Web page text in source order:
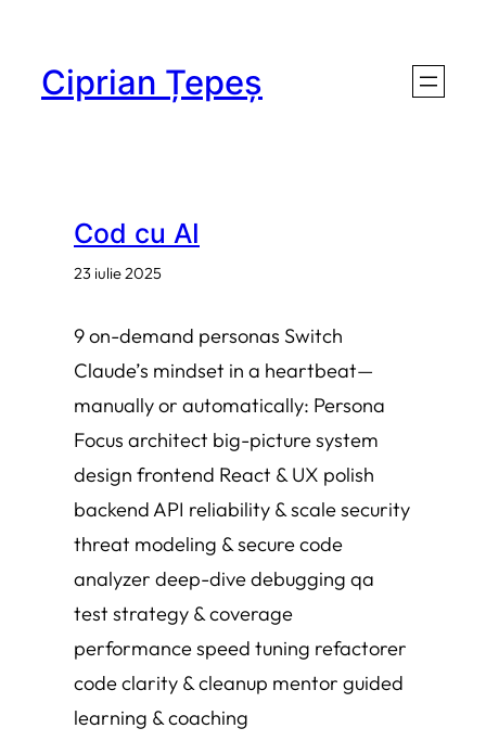
conținut
Ciprian Țepeș
Cod cu AI
23 iulie 2025
9 on-demand personas Switch
Claude’s mindset in a heartbeat—
manually or automatically: Persona
Focus architect big-picture system
design frontend React & UX polish
backend API reliability & scale security
threat modeling & secure code
analyzer deep-dive debugging qa
test strategy & coverage
performance speed tuning refactorer
code clarity & cleanup mentor guided
learning & coaching